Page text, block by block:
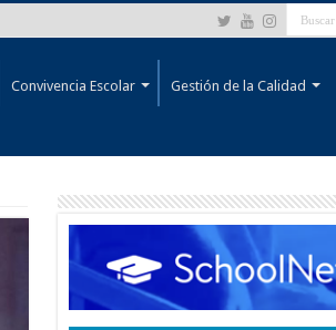
Gestión de la Calidad
Convivencia Escolar